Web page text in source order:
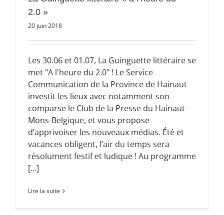
2.0 »
20 juin 2018
Les 30.06 et 01.07, La Guinguette littéraire se
met "A l'heure du 2.0" ! Le Service
Communication de la Province de Hainaut
investit les lieux avec notamment son
comparse le Club de la Presse du Hainaut-
Mons-Belgique, et vous propose
d’apprivoiser les nouveaux médias. Été et
vacances obligent, l’air du temps sera
résolument festif et ludique ! Au programme
[...]
Lire la suite